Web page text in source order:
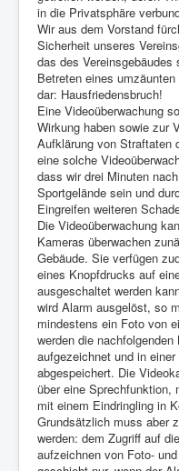
in die Privatsphäre
Wir aus dem Vorstand
Sicherheit unseres
das des Vereinsgebäudes
Betreten eines
dar: Hausfriedensbruch!
Eine Videoüberwachung
Wirkung haben sowie zur
Aufklärung von Straftaten
eine solche
dass wir drei Minuten
Sportgelände sein und
Eingreifen weiteren
Die Videoüberwachung
Kameras überwachen
Gebäude. Sie verfügen
eines Knopfdrucks auf
ausgeschaltet werden
wird Alarm ausgelöst, so
mindestens ein Foto von
werden die
aufgezeichnet und in
abgespeichert. Die
über eine
mit einem Eindringling in
Grundsätzlich muss aber
werden: dem Zugriff auf
aufzeichnen von Foto-